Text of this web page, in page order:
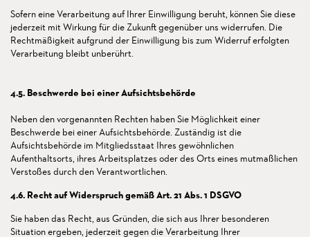
Sofern eine Verarbeitung auf Ihrer Einwilligung beruht, können Sie diese
jederzeit mit Wirkung für die Zukunft gegenüber uns widerrufen. Die
Rechtmäßigkeit aufgrund der Einwilligung bis zum Widerruf erfolgten
Verarbeitung bleibt unberührt.
4.5. Beschwerde bei einer Aufsichtsbehörde
Neben den vorgenannten Rechten haben Sie Möglichkeit einer
Beschwerde bei einer Aufsichtsbehörde. Zuständig ist die
Aufsichtsbehörde im Mitgliedsstaat Ihres gewöhnlichen
Aufenthaltsorts, ihres Arbeitsplatzes oder des Orts eines mutmaßlichen
Verstoßes durch den Verantwortlichen.
4.6. Recht auf Widerspruch gemäß Art. 21 Abs. 1 DSGVO
Sie haben das Recht, aus Gründen, die sich aus Ihrer besonderen
Situation ergeben, jederzeit gegen die Verarbeitung Ihrer